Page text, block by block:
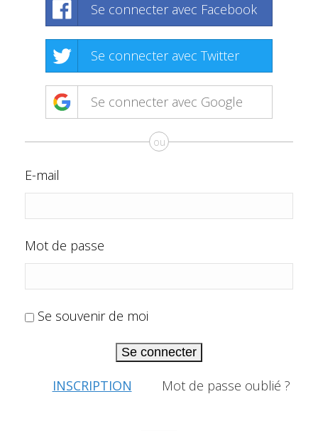
Se connecter avec Facebook
Se connecter avec Twitter
Se connecter avec Google
ou
E-mail
Mot de passe
Se souvenir de moi
Se connecter
INSCRIPTION Mot de passe oublié ?